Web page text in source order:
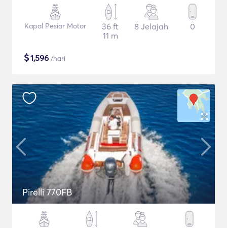
Kapal Pesiar Motor
36 ft
11 m
8 Jelajah 0
$1,596 /hari
Pirelli 770FB